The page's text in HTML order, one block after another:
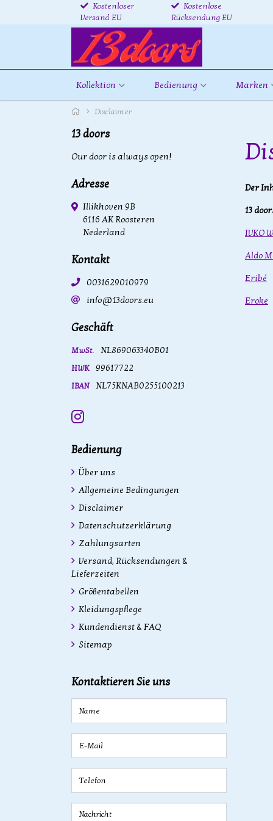
Kostenloser
Versand EU
Kostenlose
Rücksendung EU
Kollektion Bedienung Marken
Disclaimer
Der
13
IVKO
Aldo
Eribé
Eroke
13 doors
Our door is always open!
Adresse
Illikhoven 9B
6116 AK Roosteren
Nederland
Kontakt
0031629010979
info@13doors.eu
Geschäft
MwSt. NL869063340B01
HWK 99617722
IBAN NL75KNAB0255100213
Instagram
Bedienung
Über uns
Allgemeine Bedingungen
Disclaimer
Datenschutzerklärung
Zahlungsarten
Versand, Rücksendungen &
Lieferzeiten
Größentabellen
Kleidungspflege
Kundendienst & FAQ
Sitemap
Kontaktieren Sie uns